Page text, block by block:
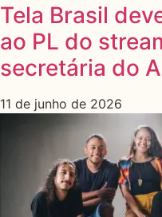
Tela Brasil
ao PL do
secretária do
11 de junho de 2026